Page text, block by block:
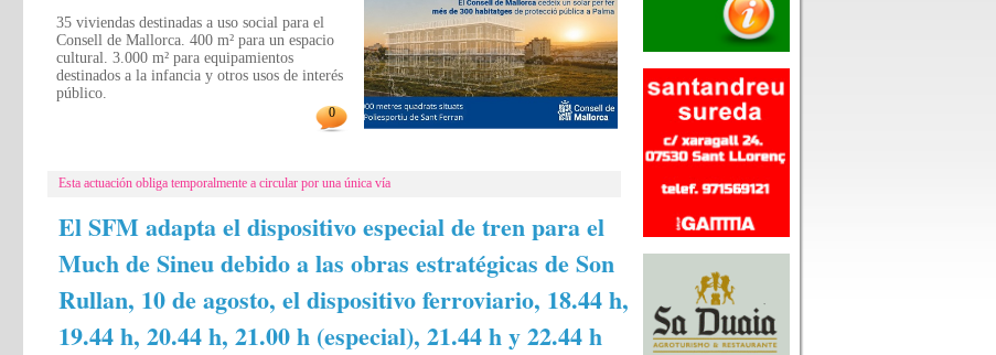
35 viviendas destinadas a uso social para el
Consell de Mallorca. 400 m² para un espacio
cultural. 3.000 m² para equipamientos
destinados a la infancia y otros usos de interés
público.
0
Esta actuación obliga temporalmente a circular por una única vía
El SFM adapta el dispositivo especial de tren para el
Much de Sineu debido a las obras estratégicas de Son
Rullan, 10 de agosto, el dispositivo ferroviario, 18.44 h,
19.44 h, 20.44 h, 21.00 h (especial), 21.44 h y 22.44 h